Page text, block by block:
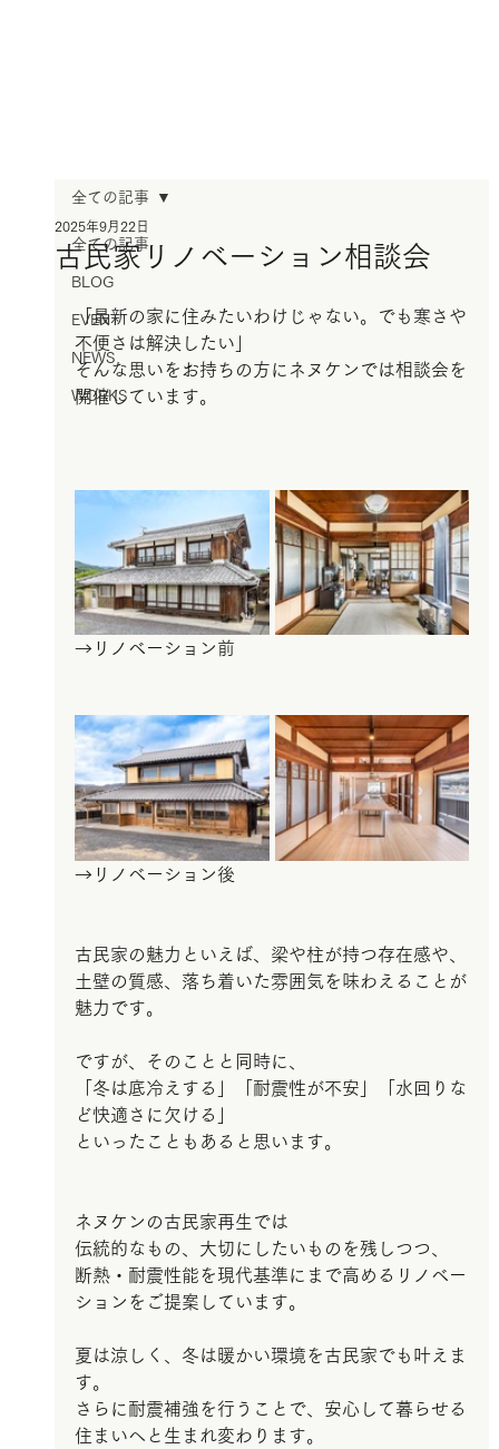
全ての記事
BLOG
EVENT
NEWS
WORKS
全ての記事
古民家リノベーション相談会
2025年9月22日
「最新の家に住みたいわけじゃない。でも寒さや
不便さは解決したい」
そんな思いをお持ちの方にネヌケンでは相談会を
開催しています。
→リノベーション前
→リノベーション後
古民家の魅力といえば、梁や柱が持つ存在感や、
土壁の質感、落ち着いた雰囲気を味わえることが
魅力です。
ですが、そのことと同時に、
「冬は底冷えする」「耐震性が不安」「水回りな
ど快適さに欠ける」
といったこともあると思います。
ネヌケンの古民家再生では
伝統的なもの、大切にしたいものを残しつつ、
断熱・耐震性能を現代基準にまで高めるリノベー
ションをご提案しています。
夏は涼しく、冬は暖かい環境を古民家でも叶えま
す。
さらに耐震補強を行うことで、安心して暮らせる
住まいへと生まれ変わります。